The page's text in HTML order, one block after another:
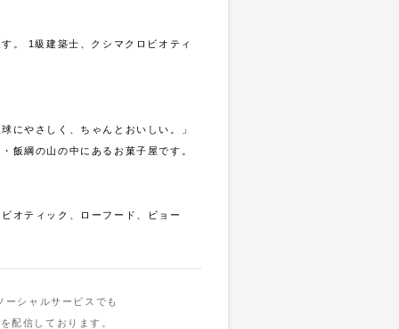
。 1級建築士、クシマクロビオティ
にやさしく、ちゃんとおいしい。」
飯綱の山の中にあるお菓子屋です。
オティック、ローフード、ビョー
ーシャルサービスでも
配信しております。